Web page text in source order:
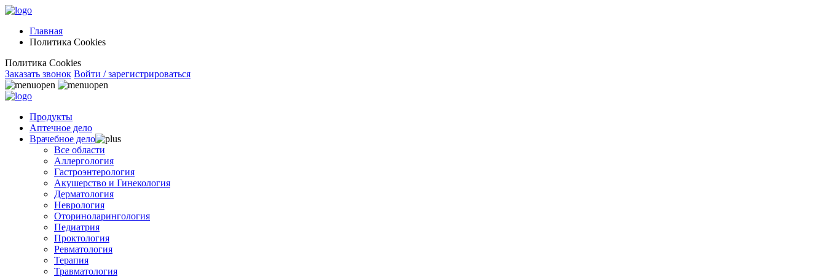
Главная
Политика Cookies
Политика Cookies
Заказать звонок Войти / зарегистрироваться
Продукты
Аптечное дело
Врачебное дело
Все области
Аллергология
Гастроэнтерология
Акушерство и Гинекология
Дерматология
Неврология
Оториноларингология
Педиатрия
Проктология
Ревматология
Терапия
Травматология